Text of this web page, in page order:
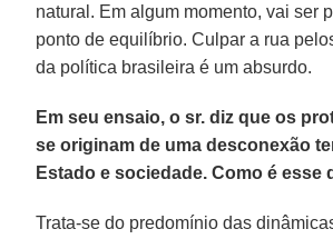
natural. Em algum momento, vai ser
ponto de equilíbrio. Culpar a rua
da política brasileira é um absurdo.
Em seu ensaio, o sr. diz que os
se originam de uma desconexão
Estado e sociedade. Como é esse
Trata-se do predomínio das